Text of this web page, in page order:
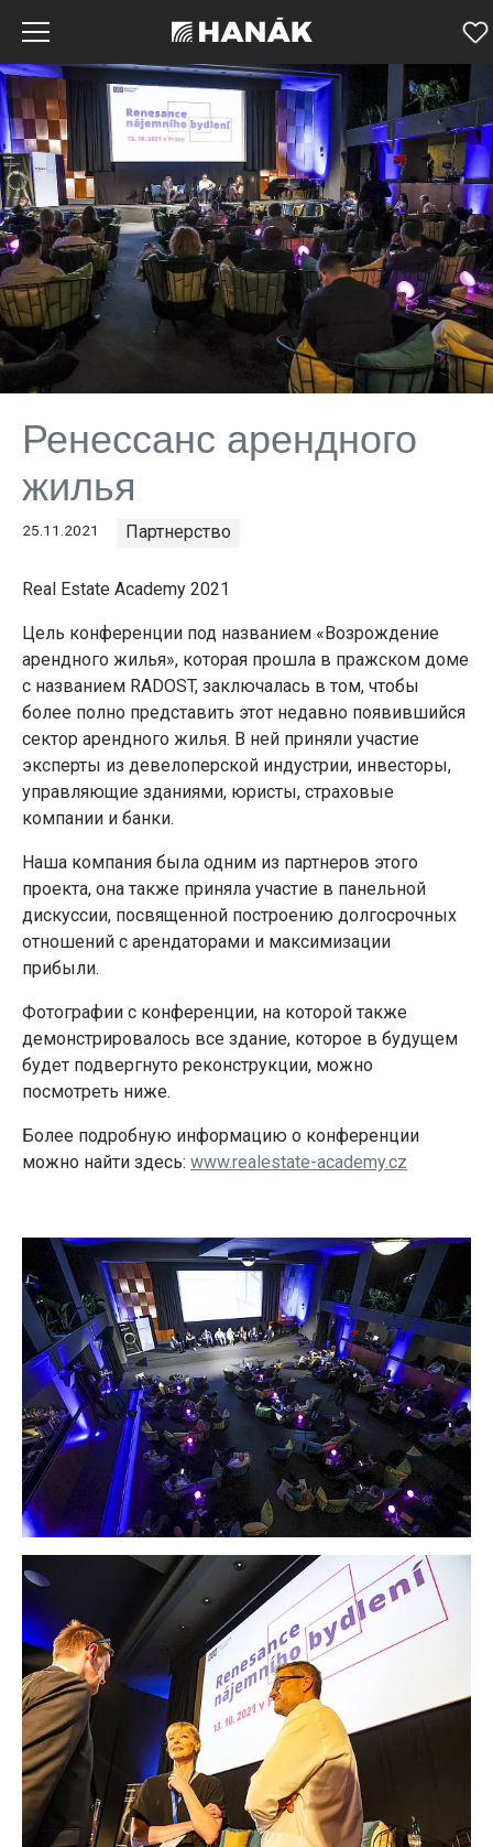
Ренессанс арендного
жилья
25.11.2021 Партнерство
Real Estate Academy 2021
Цель конференции под названием «Возрождение
арендного жилья», которая прошла в пражском доме
с названием RADOST, заключалась в том, чтобы
более полно представить этот недавно появившийся
сектор арендного жилья. В ней приняли участие
эксперты из девелоперской индустрии, инвесторы,
управляющие зданиями, юристы, страховые
компании и банки.
Наша компания была одним из партнеров этого
проекта, она также приняла участие в панельной
дискуссии, посвященной построению долгосрочных
отношений с арендаторами и максимизации
прибыли.
Фотографии с конференции, на которой также
демонстрировалось все здание, которое в будущем
будет подвергнуто реконструкции, можно
посмотреть ниже.
Более подробную информацию о конференции
можно найти здесь: www.realestate-academy.cz